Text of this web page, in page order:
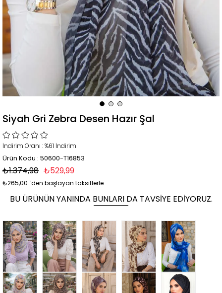
Siyah Gri Zebra Desen Hazır Şal
İndirim Oranı :%61 İndirim
Ürün Kodu : 50600-T16853
₺1.374,98 ₺529,99
₺265,00 `den başlayan taksitlerle
BU ÜRÜNÜN YANINDA BUNLARI DA TAVSIYE EDIYORUZ.